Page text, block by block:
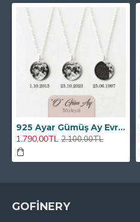
925 Ayar Gümüş Ay Evresi kolye (Tarihe Özel)
1.790,00TL 2.100,00TL
GOFİNERY